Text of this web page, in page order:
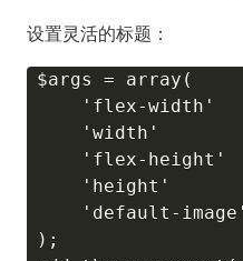
设置灵活的标题：
$args = array(
'flex-width'
'width'
'flex-height'
'height'
'default-
);